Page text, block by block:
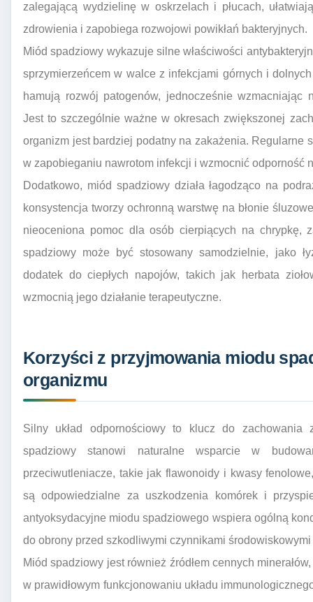
zalegającą wydzielinę w oskrzelach i płucach,
zdrowienia i zapobiega rozwojowi powikłań bakteryjnych.
Miód spadziowy wykazuje silne właściwości
sprzymierzeńcem w walce z infekcjami górnych i
hamują rozwój patogenów, jednocześnie wzmacniając
Jest to szczególnie ważne w okresach zwiększonej
organizm jest bardziej podatny na zakażenia. Regularne
w zapobieganiu nawrotom infekcji i wzmocnić odporność
Dodatkowo, miód spadziowy działa łagodząco na
konsystencja tworzy ochronną warstwę na błonie
nieoceniona pomoc dla osób cierpiących na chrypkę,
spadziowy może być stosowany samodzielnie, jako
dodatek do ciepłych napojów, takich jak herbata
wzmocnią jego działanie terapeutyczne.
Korzyści z przyjmowania miodu
organizmu
Silny układ odpornościowy to klucz do
spadziowy stanowi naturalne wsparcie w
przeciwutleniacze, takie jak flawonoidy i kwasy
są odpowiedzialne za uszkodzenia komórek i
antyoksydacyjne miodu spadziowego wspiera ogólną
do obrony przed szkodliwymi czynnikami
Miód spadziowy jest również źródłem cennych
w prawidłowym funkcjonowaniu układu